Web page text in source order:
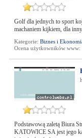
Golf dla jednych to sport
machaniem kijkiem, dla
Kategorie: Biznes i
Ocena użytkowników www:
Podstawową zaletą Biura
KATOWICE SA jest jego